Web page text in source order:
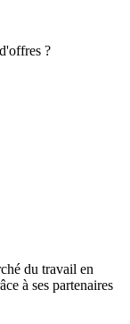
?
du travail en
à ses partenaires